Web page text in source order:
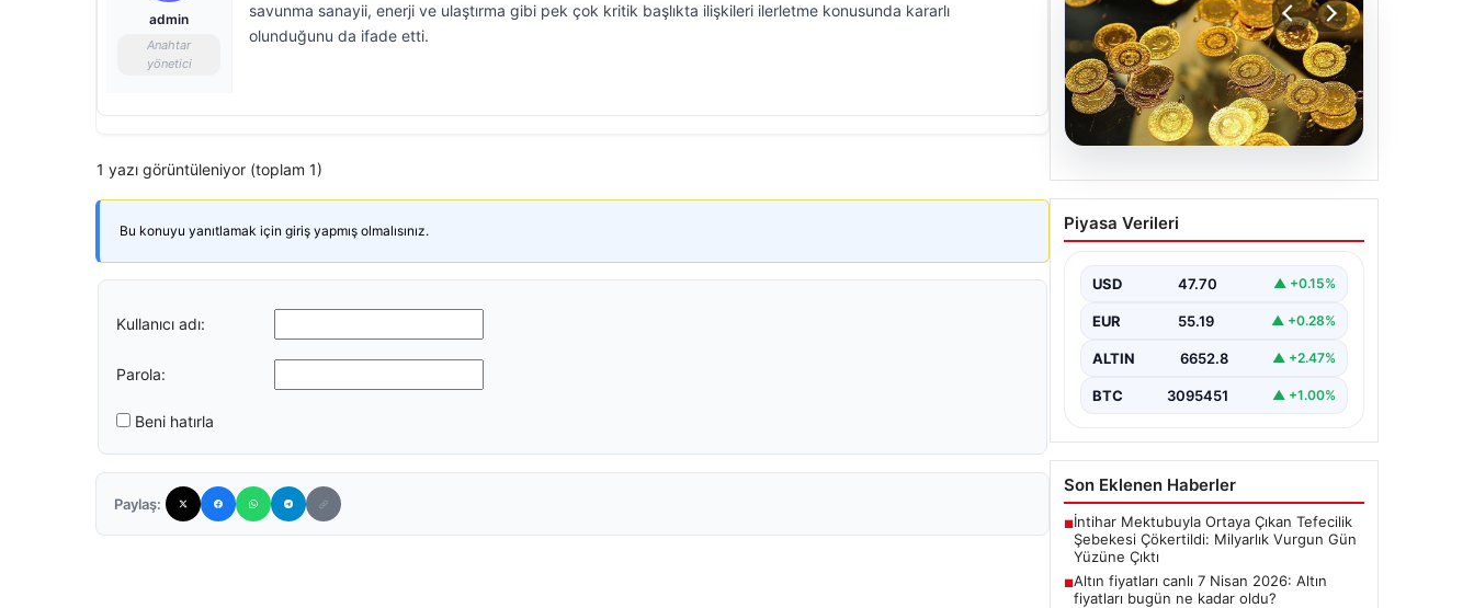
admin
Anahtar
yönetici
savunma sanayii, enerji ve ulaştırma gibi pek çok kritik başlıkta ilişkileri ilerletme konusunda kararlı
olunduğunu da ifade etti.
1 yazı görüntüleniyor (toplam 1)
Bu konuyu yanıtlamak için giriş yapmış olmalısınız.
Kullanıcı adı:
Parola:
Beni hatırla
Paylaş:
Altın fiyatları canlı 7 Nisan
2026: Altın fiyatları bugün
Piyasa Verileri
USD 47.70 ▲ +0.15%
EUR 55.19 ▲ +0.28%
ALTIN 6652.8 ▲ +2.47%
BTC 3095451 ▲ +1.00%
Son Eklenen Haberler
■İntihar Mektubuyla Ortaya Çıkan Tefecilik
Şebekesi Çökertildi: Milyarlık Vurgun Gün
Yüzüne Çıktı
■Altın fiyatları canlı 7 Nisan 2026: Altın
fiyatları bugün ne kadar oldu?